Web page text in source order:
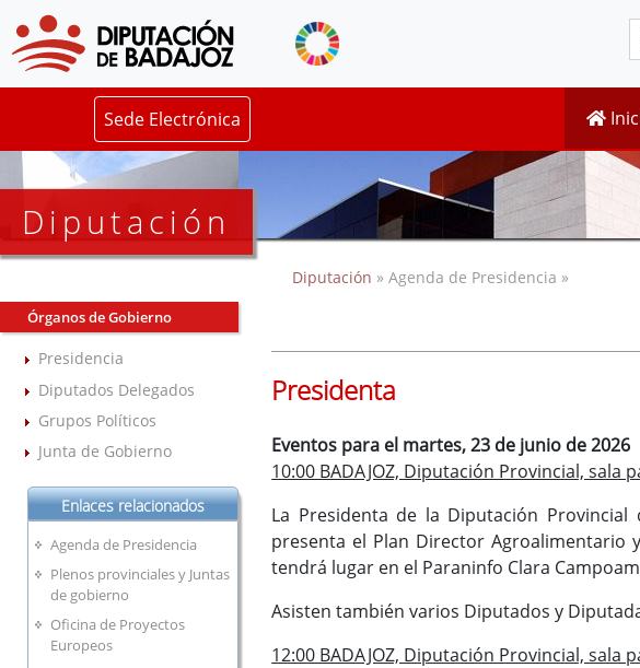
Sede Electrónica
Diputación
Órganos de Gobierno
Presidencia
Diputados Delegados
Grupos Políticos
Junta de Gobierno
Enlaces relacionados
Agenda de Presidencia
Plenos provinciales y Juntas
de gobierno
Oficina de Proyectos
Europeos
Diputación » Agenda de Presidencia »
Presidenta
Eventos para el martes, 23 de junio de 2026
10:00 BADAJOZ, Diputación Provincial, sala
La Presidenta de la Diputación Provincial
presenta el Plan Director Agroalimentario
tendrá lugar en el Paraninfo Clara
Asisten también varios Diputados y
12:00 BADAJOZ, Diputación Provincial, sala